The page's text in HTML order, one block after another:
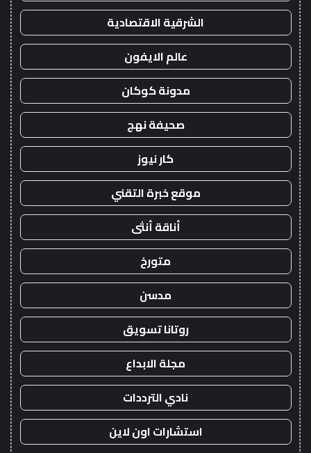
الشرقية الاقتصادية
عالم الايفون
مدونة كوكان
صحيفة نهج
كار نيوز
موقع خبرة التقني
أناقة أنثى
متورخ
مدسن
روتانا تسويق
مجلة الابداع
نادي الترددات
استشارات اون لاين